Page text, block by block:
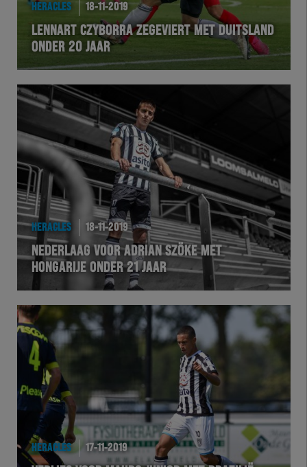
HERACLES 18-11-2019
LENNART CZYBORRA ZEGEVIERT MET DUITSLAND
ONDER 20 JAAR
HERACLES 18-11-2019
NEDERLAAG VOOR ADRIAN SZÖKE MET
HONGARIJE ONDER 21 JAAR
HERACLES 17-11-2019